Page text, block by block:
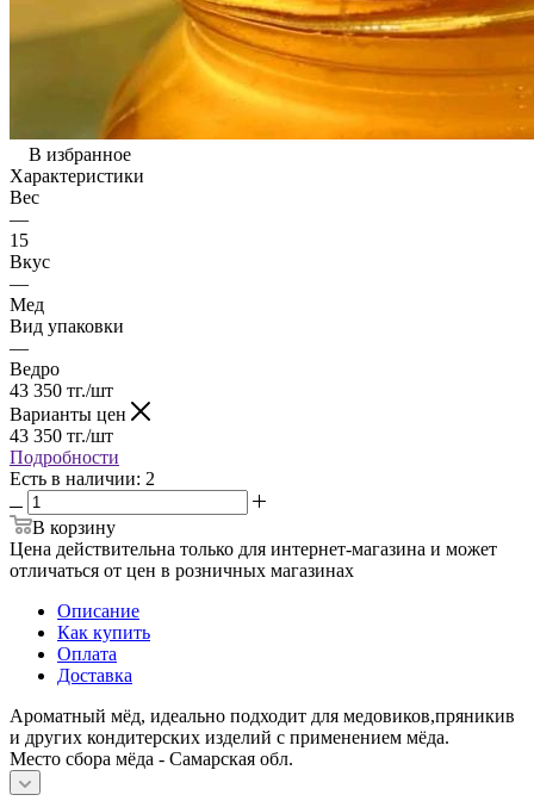
В избранное
Характеристики
Вес
—
15
Вкус
—
Мед
Вид упаковки
—
Ведро
43 350 тг./шт
Варианты цен
43 350 тг./шт
Подробности
Есть в наличии: 2
В корзину
Цена действительна только для интернет-магазина и может
отличаться от цен в розничных магазинах
Описание
Как купить
Оплата
Доставка
Ароматный мёд, идеально подходит для медовиков,пряникив
и других кондитерских изделий с применением мёда.
Место сбора мёда - Самарская обл.